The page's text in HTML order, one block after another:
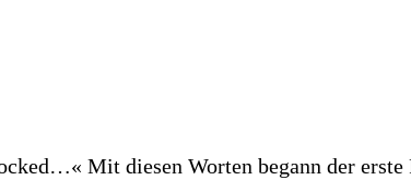
Mit diesen Worten begann der